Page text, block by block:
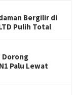
Bergilir di
Pulih Total
Dorong
Palu Lewat